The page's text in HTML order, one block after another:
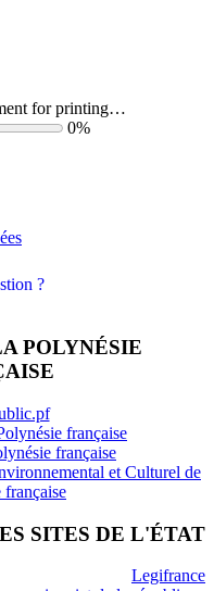
for printing…
0%
?
POLYNÉSIE
française
française
et Culturel de
française
SITES DE L'ÉTAT
Legifrance